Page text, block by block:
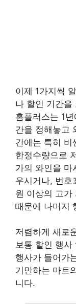
이제 1가지씩
나 할인 기간을
홈플러스는 1
간을 정해놓고
간에는 특히 비
한정수량으로
가의 와인을 마
우시거나, 번호
원 이상의 고가
때문에 나머지
저렴하게 새로
보통 할인 행사
행사가 들어가
기만하는 마트
니다.